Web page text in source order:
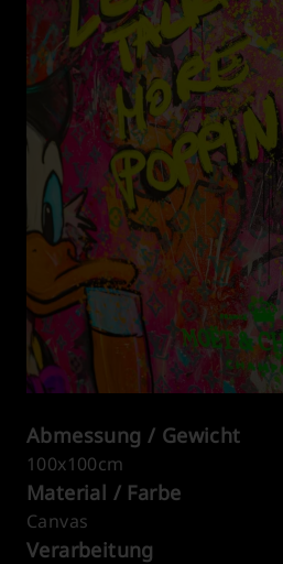
Abmessung / Gewicht
100x100cm
Material / Farbe
Canvas
Verarbeitung